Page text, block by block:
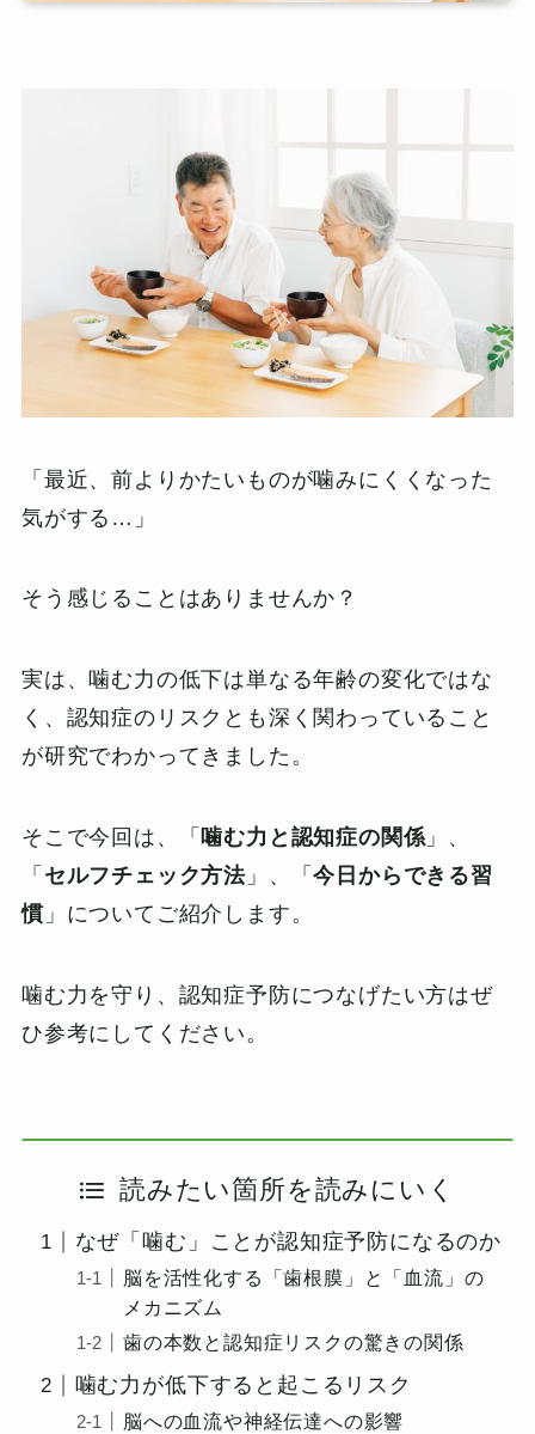
「最近、前よりかたいものが噛みにくくなった
気がする…」
そう感じることはありませんか？
実は、噛む力の低下は単なる年齢の変化ではな
く、認知症のリスクとも深く関わっていること
が研究でわかってきました。
そこで今回は、「噛む力と認知症の関係」、
「 セルフチェック方法」、「今日からできる習
慣 」についてご紹介します。
噛む力を守り、認知症予防につなげたい方はぜ
ひ参考にしてください。
読みたい箇所を読みにいく
なぜ「噛む」ことが認知症予防になるのか
脳を活性化する「歯根膜」と「血流」の
メカニズム
歯の本数と認知症リスクの驚きの関係
噛む力が低下すると起こるリスク
脳への血流や神経伝達への影響